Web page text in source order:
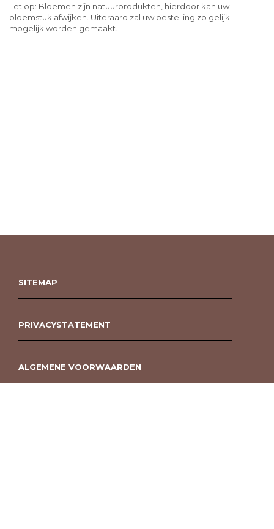
Let op: Bloemen zijn natuurprodukten, hierdoor kan uw
bloemstuk afwijken. Uiteraard zal uw bestelling zo gelijk
mogelijk worden gemaakt.
SITEMAP
PRIVACYSTATEMENT
ALGEMENE VOORWAARDEN